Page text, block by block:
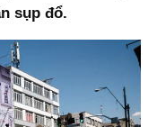
sụp đổ.